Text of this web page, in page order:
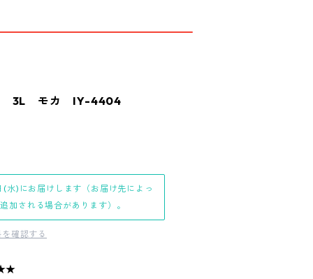
3L モカ IY-4404
水)にお届けします（お届け先によっ
加される場合があります）。
確認する